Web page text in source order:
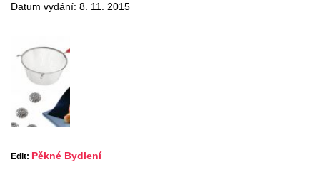
Datum vydání: 8. 11. 2015
Edit: Pěkné Bydlení